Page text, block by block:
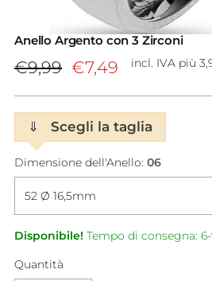
Anello Argento con 3 Zirconi
Prezzo
listino
€9,99 €7,49 incl. IVA più
⇓ Scegli la taglia
Dimensione dell'Anello: 06
Disponibile! Tempo di consegna:
Quantità